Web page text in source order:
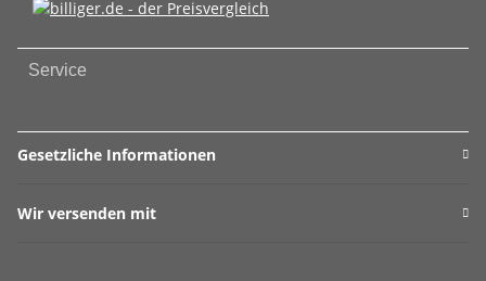
Service
Gesetzliche Informationen
Wir versenden mit